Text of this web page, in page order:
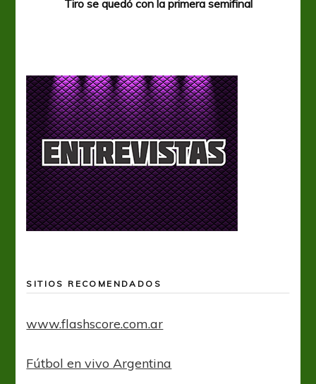
Tiro se quedó con la primera semifinal
SITIOS RECOMENDADOS
www.flashscore.com.ar
Fútbol en vivo Argentina